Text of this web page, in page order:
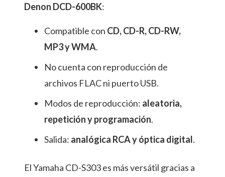
Denon DCD-600BK:
Compatible con CD, CD-R, CD-RW,
MP3 y WMA.
No cuenta con reproducción de
archivos FLAC ni puerto USB.
Modos de reproducción: aleatoria,
repetición y programación.
Salida: analógica RCA y óptica digital.
El Yamaha CD-S303 es más versátil gracias a